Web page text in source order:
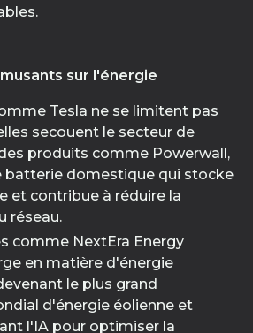
sur l'énergie
Tesla ne se limitent pas
secouent le secteur de
produits comme Powerwall,
batterie domestique qui stocke
et contribue à réduire la
réseau.
comme NextEra Energy
en matière d'énergie
le plus grand
d'énergie éolienne et
l'IA pour optimiser la